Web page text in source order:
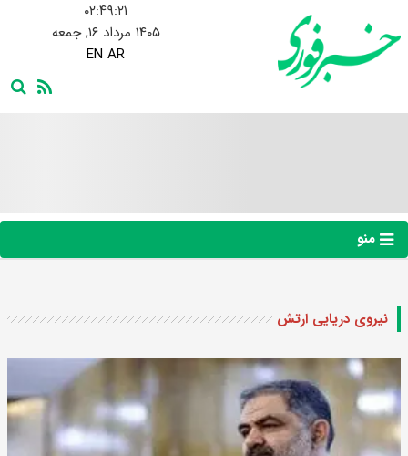
۰۲:۴۹:۲۲
۱۴۰۵ مرداد ۱۶, جمعه
EN AR
منو
نیروی دریایی ارتش